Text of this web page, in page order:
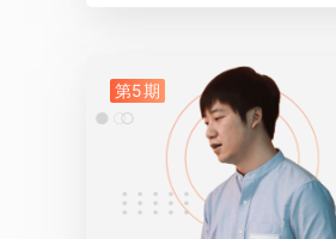
第5期